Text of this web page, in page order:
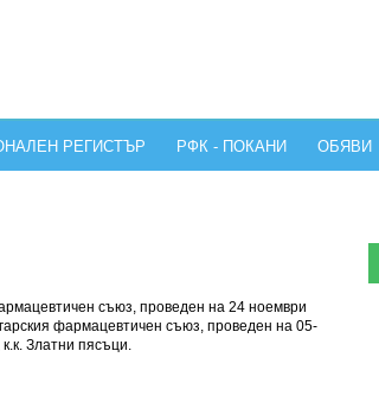
РЕГИСТЪР РФК - ПОКАНИ ОБЯВИ
съюз, проведен на 24 ноември
фармацевтичен съюз, проведен на 05-
Златни пясъци.